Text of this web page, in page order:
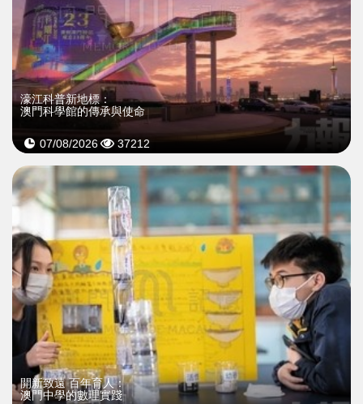
濠江科普新地標：
澳門科學館的傳承與使命
07/08/2026 37212
開新致遠 百年育人：
澳門中學的數理實踐